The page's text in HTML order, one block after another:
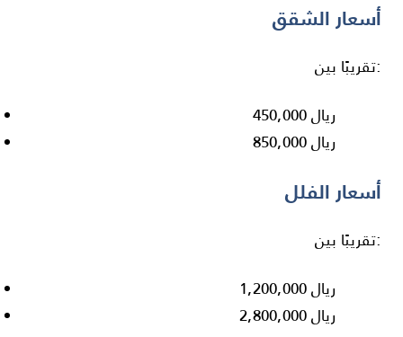
أسعار الشقق
تقريبًا بين:
450,000 ريال
850,000 ريال
أسعار الفلل
تقريبًا بين:
1,200,000 ريال
2,800,000 ريال